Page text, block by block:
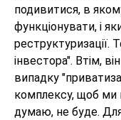
подивитися, в
функціонувати, і
реструктуризації.
інвестора". Втім,
випадку
комплексу, щоб ми
думаю, не буде.